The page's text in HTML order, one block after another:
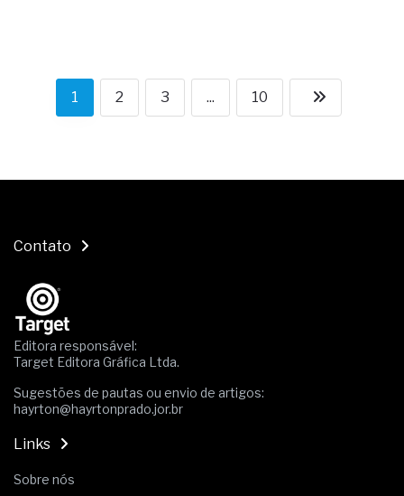
1 2 3 ... 10
Contato
Editora responsável:
Target Editora Gráfica Ltda.
Sugestões de pautas ou envio de artigos:
hayrton@hayrtonprado.jor.br
Links
Sobre nós